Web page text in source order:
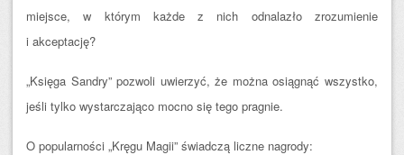
miejsce, w którym każde z nich odnalazło zrozumienie
i akceptację?
„Księga Sandry” pozwoli uwierzyć, że można osiągnąć wszystko,
jeśli tylko wystarczająco mocno się tego pragnie.
O popularności „Kręgu Magii” świadczą liczne nagrody: